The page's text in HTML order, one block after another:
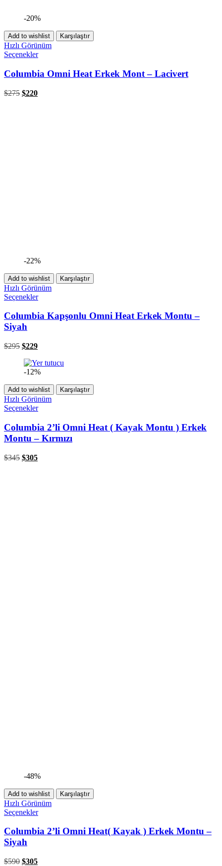
-20%
Add to wishlist Karşılaştır
Hızlı Görünüm
Seçenekler
Columbia Omni Heat Erkek Mont – Lacivert
$275 $220
-22%
Add to wishlist Karşılaştır
Hızlı Görünüm
Seçenekler
Columbia Kapşonlu Omni Heat Erkek Montu –
Siyah
$295 $229
-12%
Add to wishlist Karşılaştır
Hızlı Görünüm
Seçenekler
Columbia 2’li Omni Heat ( Kayak Montu ) Erkek
Montu – Kırmızı
$345 $305
-48%
Add to wishlist Karşılaştır
Hızlı Görünüm
Seçenekler
Columbia 2’li Omni Heat( Kayak ) Erkek Montu –
Siyah
$590 $305